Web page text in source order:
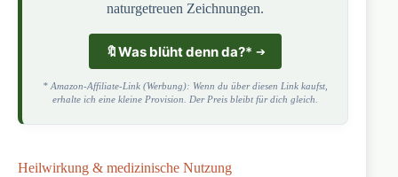
naturgetreuen Zeichnungen.
🔖Was blüht denn da?*
* Amazon-Affiliate-Link (Werbung): Wenn du über diesen Link kaufst,
erhalte ich eine kleine Provision. Der Preis bleibt für dich gleich.
Heilwirkung & medizinische Nutzung